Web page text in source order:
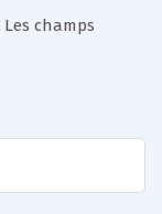
Les champs